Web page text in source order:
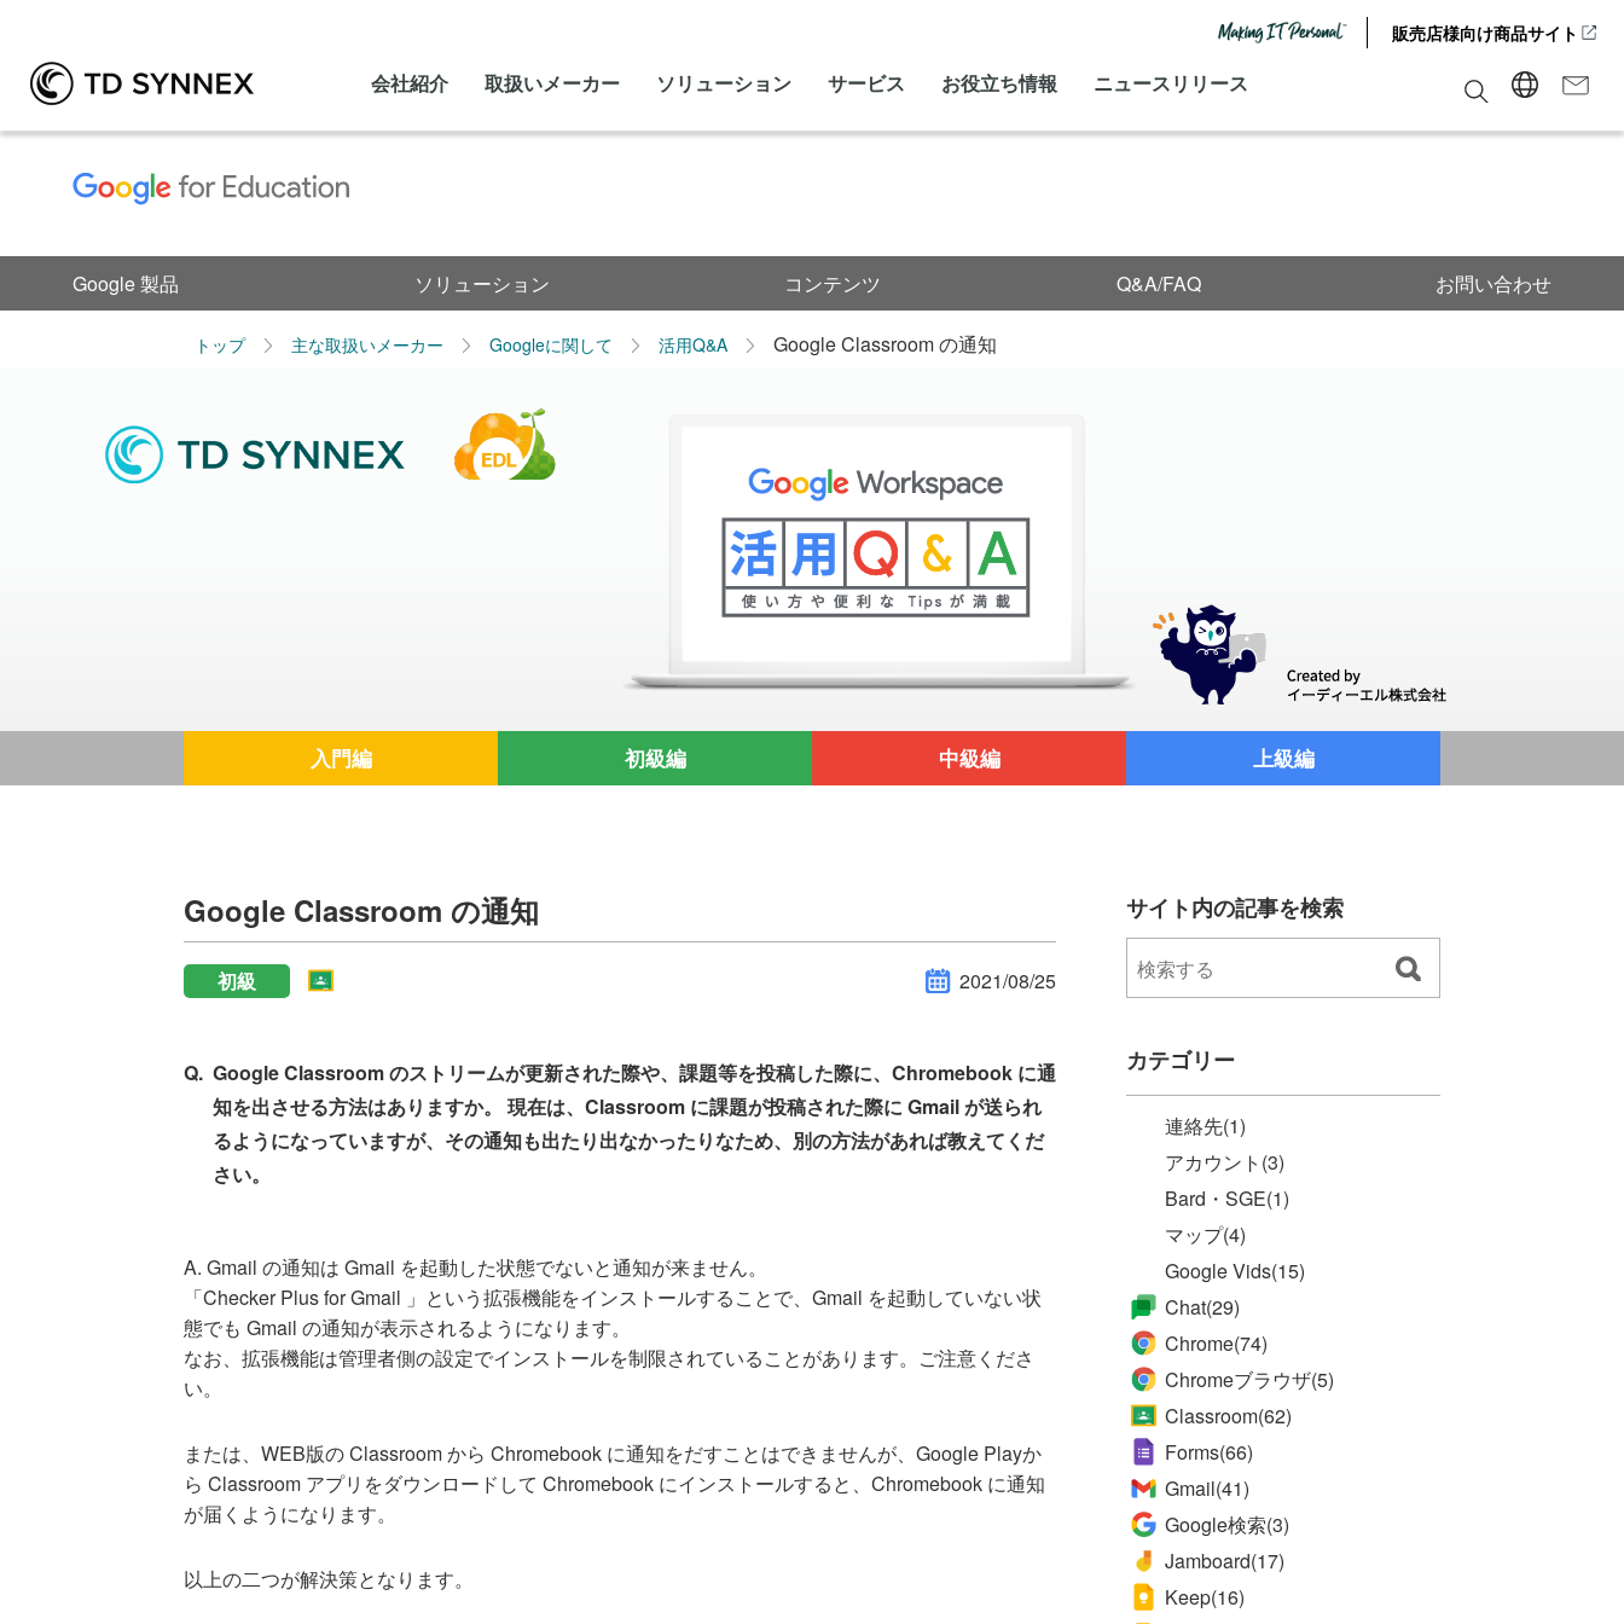
販売店様向け商品サイト
会社紹介 取扱いメーカー ソリューション サービス お役立ち情報 ニュースリリース
Google 製品 ソリューション コンテンツ Q&A/FAQ お問い合わせ
トップ 主な取扱いメーカー Googleに関して 活用Q&A Google Classroom の通知
入門編 初級編 中級編 上級編
Google Classroom の通知
初級 2021/08/25
Google Classroom のストリームが更新された際や、課題等を投稿した際に、Chromebook に通
知を出させる方法はありますか。 現在は、Classroom に課題が投稿された際に Gmail が送られ
るようになっていますが、その通知も出たり出なかったりなため、別の方法があれば教えてくだ
さい。
A. Gmail の通知は Gmail を起動した状態でないと通知が来ません。
「Checker Plus for Gmail 」という拡張機能をインストールすることで、Gmail を起動していない状
態でも Gmail の通知が表示されるようになります。
なお、拡張機能は管理者側の設定でインストールを制限されていることがあります。ご注意くださ
い。
または、WEB版の Classroom から Chromebook に通知をだすことはできませんが、Google Playか
ら Classroom アプリをダウンロードして Chromebook にインストールすると、Chromebook に通知
が届くようになります。
以上の二つが解決策となります。
サイト内の記事を検索
カテゴリー
連絡先(1)
アカウント (3)
Bard・SGE(1)
マップ(4)
Google Vids(15)
Chat(29)
Chrome(74)
Chromeブラウザ(5)
Classroom(62)
Forms(66)
Gmail(41)
Google検索(3)
Jamboard(17)
Keep(16)